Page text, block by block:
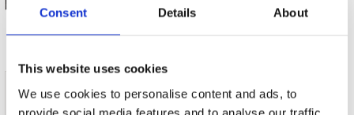
Consent Details About
This website uses cookies
We use cookies to personalise content and ads, to
provide social media features and to analyse our traffic.
CHANGE THE SHOW -COLOURED-